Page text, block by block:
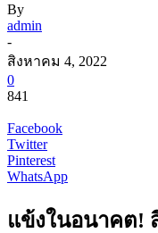
By
admin
-
สิงหาคม 4, 2022
0
841
Facebook
Twitter
Pinterest
WhatsApp
แข้งในอนาคต!